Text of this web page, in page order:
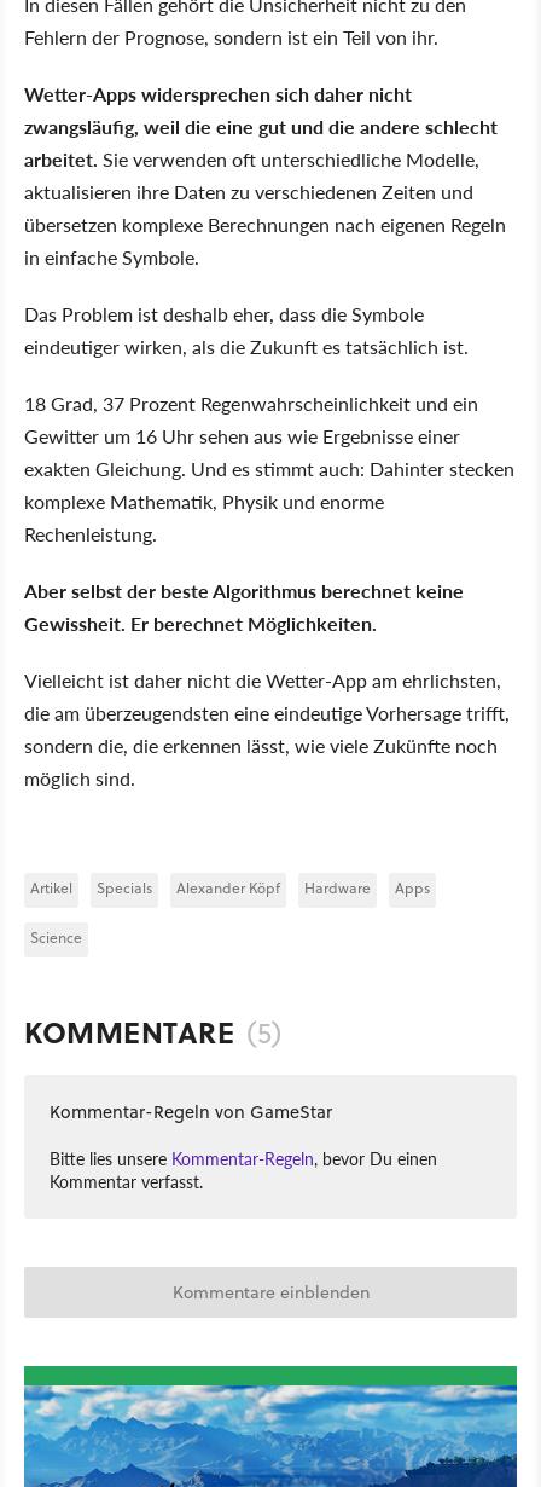
Fehlern der Prognose, sondern ist ein Teil von ihr.
Wetter-Apps widersprechen sich daher nicht
zwangsläufig, weil die eine gut und die andere schlecht
arbeitet. Sie verwenden oft unterschiedliche Modelle,
aktualisieren ihre Daten zu verschiedenen Zeiten und
übersetzen komplexe Berechnungen nach eigenen Regeln
in einfache Symbole.
Das Problem ist deshalb eher, dass die Symbole
eindeutiger wirken, als die Zukunft es tatsächlich ist.
18 Grad, 37 Prozent Regenwahrscheinlichkeit und ein
Gewitter um 16 Uhr sehen aus wie Ergebnisse einer
exakten Gleichung. Und es stimmt auch: Dahinter stecken
komplexe Mathematik, Physik und enorme
Rechenleistung.
Aber selbst der beste Algorithmus berechnet keine
Gewissheit. Er berechnet Möglichkeiten.
Vielleicht ist daher nicht die Wetter-App am ehrlichsten,
die am überzeugendsten eine eindeutige Vorhersage trifft,
sondern die, die erkennen lässt, wie viele Zukünfte noch
möglich sind.
Artikel Specials Alexander Köpf Hardware Apps
Science
KOMMENTARE (5)
Kommentar-Regeln von GameStar
Bitte lies unsere Kommentar-Regeln, bevor Du einen
Kommentar verfasst.
Kommentare einblenden